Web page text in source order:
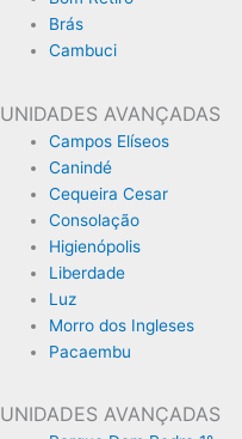
Brás
Cambuci
UNIDADES AVANÇADAS
Campos Elíseos
Canindé
Cequeira Cesar
Consolação
Higienópolis
Liberdade
Luz
Morro dos Ingleses
Pacaembu
UNIDADES AVANÇADAS